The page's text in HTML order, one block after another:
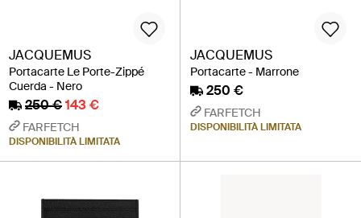
JACQUEMUS
Portacarte Le Porte-Zippé
Cuerda - Nero
250 €143 €
FARFETCH
DISPONIBILITÀ LIMITATA
JACQUEMUS
Portacarte - Marrone
250 €
FARFETCH
DISPONIBILITÀ LIMITATA